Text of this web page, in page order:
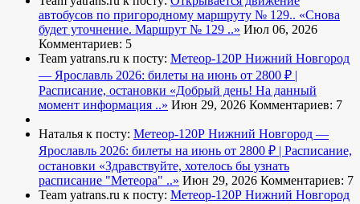
автобусов по пригородному маршруту № 129.. «Снова
будет уточнение. Маршрут № 129 ..» Июл 06, 2026
Комментариев: 5
Team yatrans.ru к посту: Метеор-120Р Нижний Новгород
— Ярославль 2026: билеты на июнь от 2800 ₽ |
Расписание, остановки «Добрый день! На данный
момент информация ..» Июн 29, 2026 Комментариев: 7
Наталья к посту: Метеор-120Р Нижний Новгород —
Ярославль 2026: билеты на июнь от 2800 ₽ | Расписание,
остановки «Здравствуйте, хотелось бы узнать
расписание "Метеора" ..» Июн 29, 2026 Комментариев: 7
Team yatrans.ru к посту: Метеор-120Р Нижний Новгород